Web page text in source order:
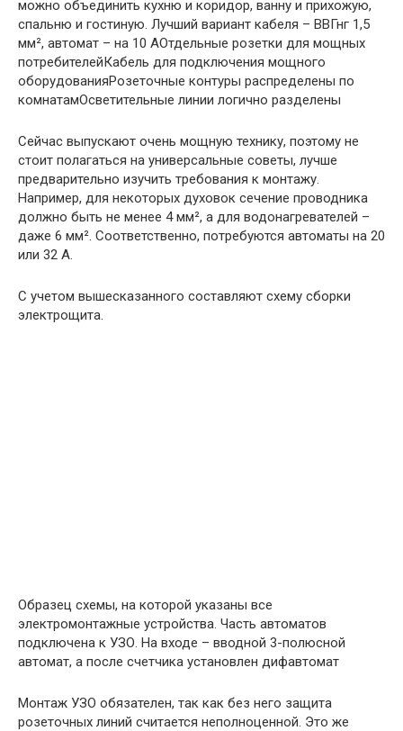
можно объединить кухню и коридор, ванну и прихожую,
спальню и гостиную. Лучший вариант кабеля – ВВГнг 1,5
мм², автомат – на 10 АОтдельные розетки для мощных
потребителейКабель для подключения мощного
оборудованияРозеточные контуры распределены по
комнатамОсветительные линии логично разделены
Сейчас выпускают очень мощную технику, поэтому не
стоит полагаться на универсальные советы, лучше
предварительно изучить требования к монтажу.
Например, для некоторых духовок сечение проводника
должно быть не менее 4 мм², а для водонагревателей –
даже 6 мм². Соответственно, потребуются автоматы на 20
или 32 А.
С учетом вышесказанного составляют схему сборки
электрощита.
Образец схемы, на которой указаны все
электромонтажные устройства. Часть автоматов
подключена к УЗО. На входе – вводной 3-полюсной
автомат, а после счетчика установлен дифавтомат
Монтаж УЗО обязателен, так как без него защита
розеточных линий считается неполноценной. Это же